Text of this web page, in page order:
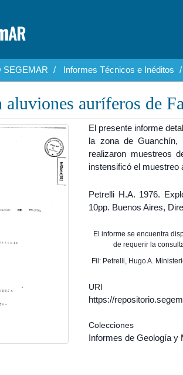
SEGEMAR Informes Técnicos e Inéditos
auríferos de
El presente informe
la zona de Guanchín,
realizaron muestreos
instensificó el muestreo
Petrelli H.A. 1976.
10pp. Buenos Aires,
El informe se encuentra
de requerir la
Fil: Petrelli, Hugo A.
URI
https://
Colecciones
Informes de Geología y